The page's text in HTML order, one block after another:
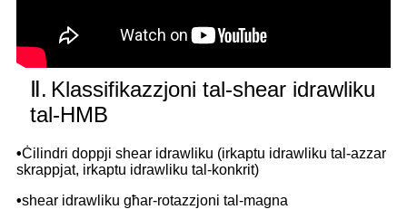
Ⅱ. Klassifikazzjoni tal-shear idrawliku
tal-HMB
•Ċilindri doppji shear idrawliku (irkaptu idrawliku tal-azzar
skrappjat, irkaptu idrawliku tal-konkrit)
•shear idrawliku għar-rotazzjoni tal-magna